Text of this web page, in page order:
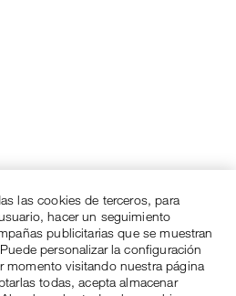
las cookies de terceros, para
hacer un seguimiento
publicitarias que se muestran
personalizar la configuración
momento visitando nuestra página
todas, acepta almacenar